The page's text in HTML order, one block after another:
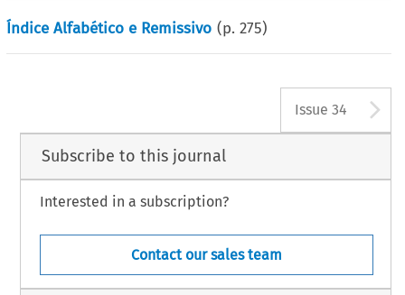
Índice Alfabético e Remissivo (p.275)
Issue 34
Subscribe to this journal
Interested in a subscription?
Contact our sales team